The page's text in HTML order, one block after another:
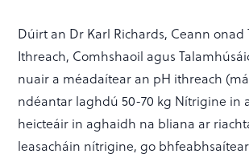
Dúirt an Dr Karl Richards, Ceann onad
Ithreach, Comhshaoil agus
nuair a méadaítear an pH ithreach
ndéantar laghdú 50-70 kg Nítrigine in
heicteáir in aghaidh na bliana ar
leasacháin nítrigine, go